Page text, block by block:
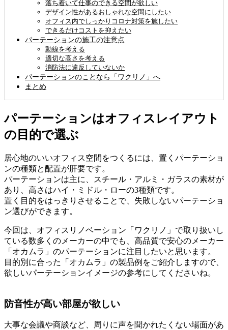
落ち着いて仕事のできる空間が欲しい
デザイン性があるおしゃれな空間にしたい
オフィス内でしっかりコロナ対策を施したい
できるだけコストを抑えたい
パーテーションの施工の注意点
動線を考える
適切な高さを考える
消防法に違反していないか
パーテーションのことなら「ワクリノ」へ
まとめ
パーテーションはオフィスレイアウト
の目的で選ぶ
居心地のいいオフィス空間をつくるには、置くパーテーショ
ンの種類と配置が肝要です。
パーテーションは主に、
スチール・アルミ・ガラスの素材が
あり、高さはハイ・ミドル・ローの3種類です。
置く目的をはっきりさせることで、失敗しないパーテーショ
ン選びができます。
今回は、オフィスリノベーション「ワクリノ」で取り扱いし
ている数多くのメーカーの中でも、 高品質で安心のメーカー
「オカムラ」のパーテーションに注目したいと思います。
目的別に合った「オカムラ」の製品例をご紹介しますので、
欲しいパーテーションイメージの参考にしてくださいね。
防音性が高い部屋が欲しい
大事な会議や商談など、周りに声を聞かれたくない場面があ